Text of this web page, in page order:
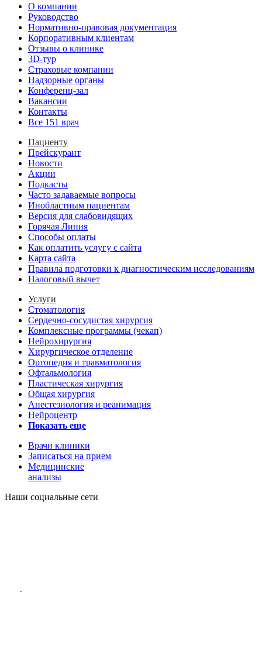
О компании
Руководство
Нормативно-правовая документация
Корпоративным клиентам
Отзывы о клинике
3D-тур
Страховые компании
Надзорные органы
Конференц-зал
Вакансии
Контакты
Все 151 врач
Пациенту
Прейскурант
Новости
Акции
Подкасты
Часто задаваемые вопросы
Инобластным пациентам
Версия для слабовидящих
Горячая Линия
Способы оплаты
Как оплатить услугу с сайта
Карта сайта
Правила подготовки к диагностическим исследованиям
Налоговый вычет
Услуги
Стоматология
Сердечно-сосудистая хирургия
Комплексные программы (чекап)
Нейрохирургия
Хирургическое отделение
Ортопедия и травматология
Офтальмология
Пластическая хирургия
Общая хирургия
Анестезиология и реанимация
Нейроцентр
Показать еще
Врачи клиники
Записаться на прием
Медицинские
анализы
Наши социальные сети